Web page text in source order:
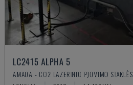
LC2415 ALPHA 5
AMADA - CO2 LAZERINIO PJOVIMO STAKLĖS